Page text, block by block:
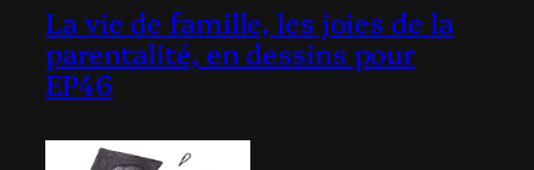
La vie de famille, les joies de la
parentalité, en dessins pour
EP46